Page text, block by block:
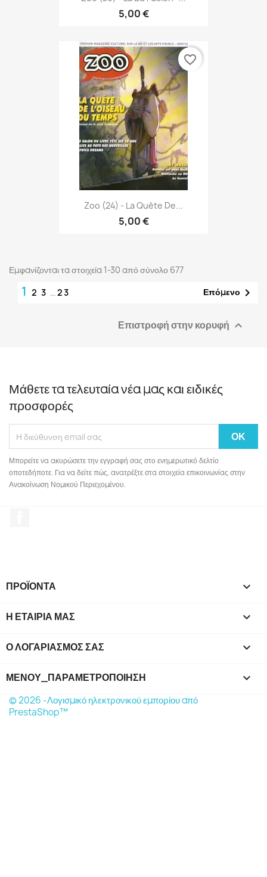
5,00 €
Zoo (24) - La Quête De...
5,00 €
favorite_border
Εμφανίζονται τα στοιχεία 1-30 από σύνολο 677
1 2 3 … 23 Επόμενο 
Επιστροφή στην κορυφή 
Μάθετε τα τελευταία νέα μας και ειδικές
προσφορές
Μπορείτε να ακυρώσετε την εγγραφή σας στο ενημερωτικό δελτίο
οποτεδήποτε. Για να δείτε πώς, ανατρέξτε στα στοιχεία επικοινωνίας στην
Ανακοίνωση Νομικού Περιεχομένου.
ΠΡΟΪΌΝΤΑ 
Η ΕΤΑΙΡΊΑ ΜΑΣ 
Ο ΛΟΓΑΡΙΑΣΜΌΣ ΣΑΣ 
ΜΕΝΟΎ_ΠΑΡΑΜΕΤΡΟΠΟΊΗΣΗ keyboard_arrow_down
© 2026 -Λογισμικό ηλεκτρονικού εμπορίου από
PrestaShop™